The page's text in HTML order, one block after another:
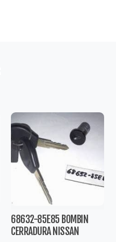
68632-85E85 BOMBIN
CERRADURA NISSAN